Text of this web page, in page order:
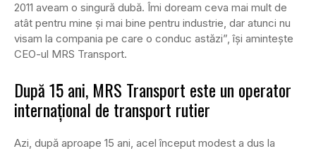
2011 aveam o singură dubă. Îmi doream ceva mai mult de
atât pentru mine și mai bine pentru industrie, dar atunci nu
visam la compania pe care o conduc astăzi”, își amintește
CEO-ul MRS Transport.
După 15 ani, MRS Transport este un operator
internațional de transport rutier
Azi, după aproape 15 ani, acel început modest a dus la